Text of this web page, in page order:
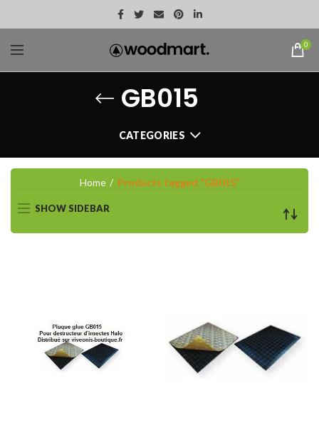
0
GB015
CATEGORIES
Home Products tagged “GB015”
SHOW SIDEBAR